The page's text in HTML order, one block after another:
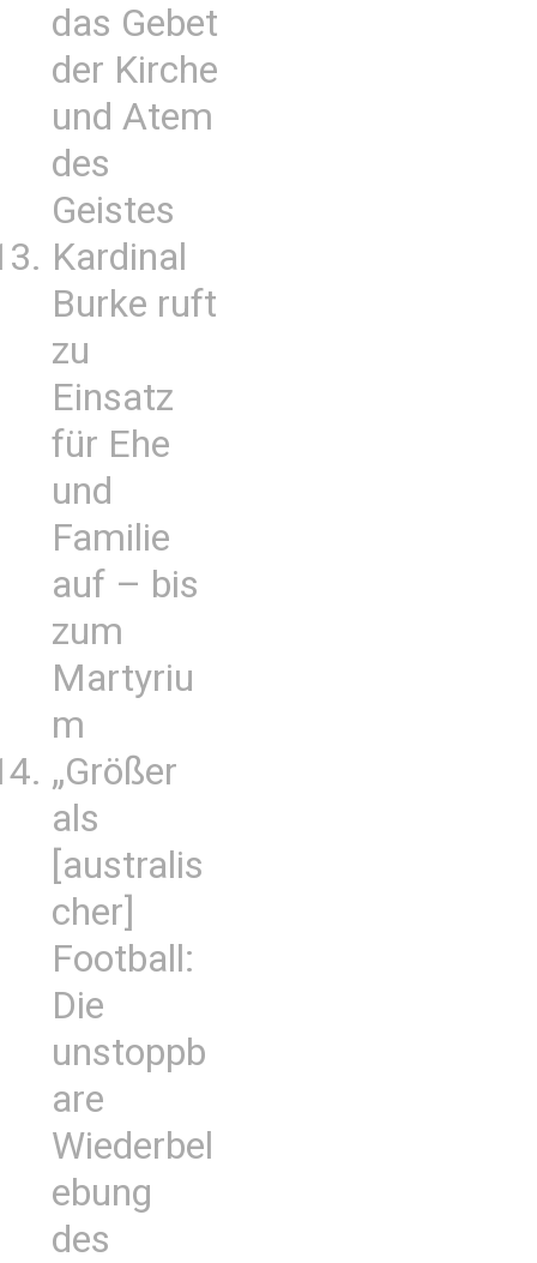
das Gebet
der Kirche
und Atem
des
Geistes
Kardinal
Burke ruft
zu
Einsatz
für Ehe
und
Familie
auf – bis
zum
Martyriu
m
„Größer
als
[australis
cher]
Football:
Die
unstoppb
are
Wiederbel
ebung
des